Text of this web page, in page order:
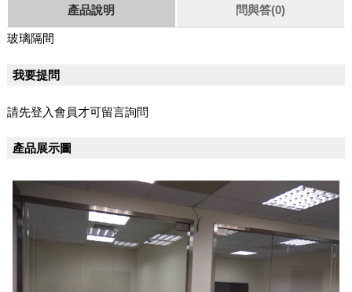
產品說明 問與答(0)
玻璃隔間
我要提問
請先登入會員才可留言詢問
產品展示圖